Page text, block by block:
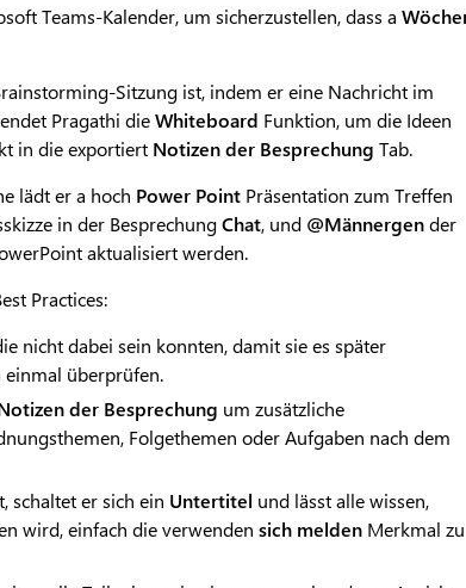
Teams-Kalender, um sicherzustellen, dass a
Sitzung ist, indem er eine Nachricht im
Pragathi dieWhiteboard Funktion, um die Ideen
in die exportiert Notizen der Besprechung Tab.
lädt er a hoch Power Point Präsentation zum Treffen
in der BesprechungChat, und @Männergender
aktualisiert werden.
Practices:
nicht dabei sein konnten, damit sie es später
einmal überprüfen.
der Besprechung um zusätzliche
Folgethemen oder Aufgaben nach dem
schaltet er sich ein Untertitel und lässt alle wissen,
wird, einfach die verwenden sich melden Merkmal zu